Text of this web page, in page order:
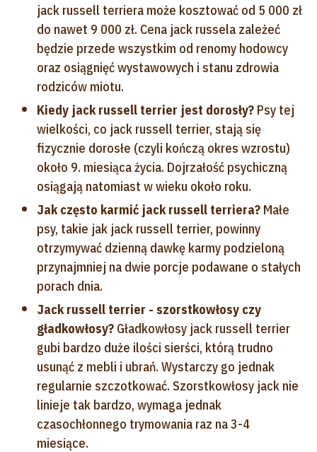
jack russell terriera może kosztować od 5 000 zł
do nawet 9 000 zł. Cena jack russela zależeć
będzie przede wszystkim od renomy hodowcy
oraz osiągnięć wystawowych i stanu zdrowia
rodziców miotu.
Kiedy jack russell terrier jest dorosły? Psy tej
wielkości, co jack russell terrier, stają się
fizycznie dorosłe (czyli kończą okres wzrostu)
około 9. miesiąca życia. Dojrzałość psychiczną
osiągają natomiast w wieku około roku.
Jak często karmić jack russell terriera? Małe
psy, takie jak jack russell terrier, powinny
otrzymywać dzienną dawkę karmy podzieloną
przynajmniej na dwie porcje podawane o stałych
porach dnia.
Jack russell terrier - szorstkowłosy czy
gładkowłosy? Gładkowłosy jack russell terrier
gubi bardzo duże ilości sierści, którą trudno
usunąć z mebli i ubrań. Wystarczy go jednak
regularnie szczotkować. Szorstkowłosy jack nie
linieje tak bardzo, wymaga jednak
czasochłonnego trymowania raz na 3-4
miesiące.